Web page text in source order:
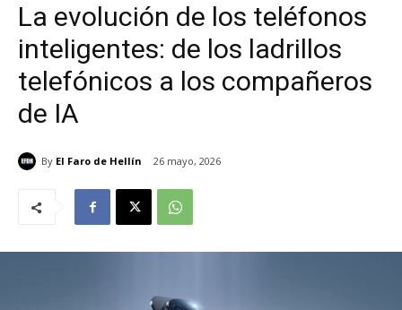
La evolución de los teléfonos
inteligentes: de los ladrillos
telefónicos a los compañeros
de IA
By El Faro de Hellín 26 mayo, 2026